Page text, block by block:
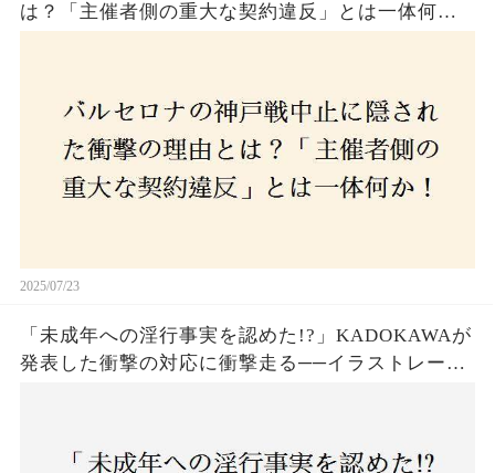
は？「主催者側の重大な契約違反」とは一体何
2025/07/23
「未成年への淫行事実を認めた!?」KADOKAWAが
発表した衝撃の対応に衝撃走る──イラストレータ